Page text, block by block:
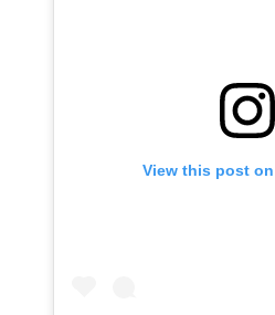
View this post